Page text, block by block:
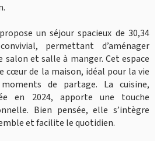
un séjour spacieux de 30,34
permettant d’aménager
salon et salle à manger. Cet espace
cœur de la maison, idéal pour la vie
de partage. La cuisine,
en 2024, apporte une touche
Bien pensée, elle s’intègre
et facilite le quotidien.